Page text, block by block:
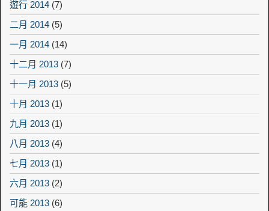
遊行 2014 (7)
二月 2014 (5)
一月 2014 (14)
十二月 2013 (7)
十一月 2013 (5)
十月 2013 (1)
九月 2013 (1)
八月 2013 (4)
七月 2013 (1)
六月 2013 (2)
可能 2013 (6)